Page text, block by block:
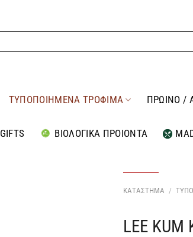
ΤΥΠΟΠΟΙΗΜΕΝΑ ΤΡΟΦΙΜΑ ΠΡΩΙΝΟ /
GIFTS ΒΙΟΛΟΓΙΚΑ ΠΡΟΙΟΝΤΑ
ΚΑΤΑΣΤΗΜΑ /
LEE